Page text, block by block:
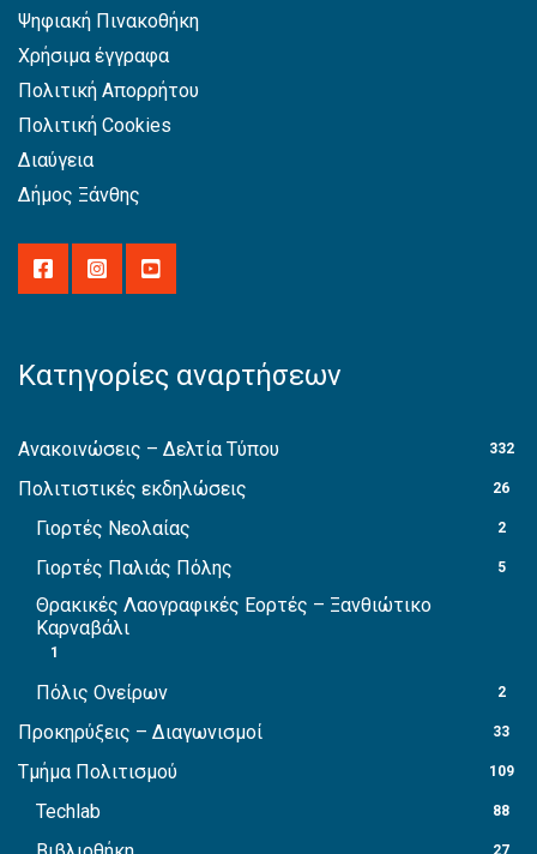
Ψηφιακή Πινακοθήκη
Χρήσιμα έγγραφα
Πολιτική Απορρήτου
Πολιτική Cookies
Διαύγεια
Δήμος Ξάνθης
Κατηγορίες αναρτήσεων
Ανακοινώσεις – Δελτία Τύπου 332
Πολιτιστικές εκδηλώσεις 26
Γιορτές Νεολαίας 2
Γιορτές Παλιάς Πόλης 5
Θρακικές Λαογραφικές Εορτές – Ξανθιώτικο
Καρναβάλι
1
Πόλις Ονείρων 2
Προκηρύξεις – Διαγωνισμοί 33
Τμήμα Πολιτισμού 109
Techlab 88
27